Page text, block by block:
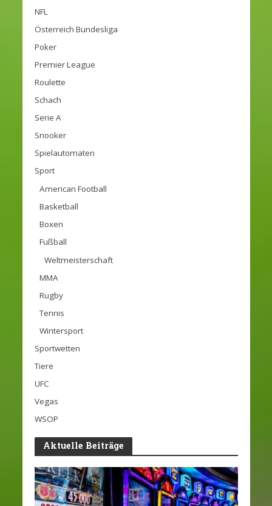
NFL
Österreich Bundesliga
Poker
Premier League
Roulette
Schach
Serie A
Snooker
Spielautomaten
Sport
American Football
Basketball
Boxen
Fußball
Weltmeisterschaft
MMA
Rugby
Tennis
Wintersport
Sportwetten
Tiere
UFC
Vegas
WSOP
Aktuelle Beiträge